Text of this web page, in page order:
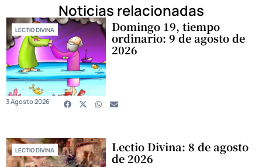
Noticias relacionadas
LECTIO DIVINA Domingo 19, tiempo
ordinario: 9 de agosto de
2026
3 Agosto 2026
LECTIO DIVINA Lectio Divina: 8 de agosto
de 2026